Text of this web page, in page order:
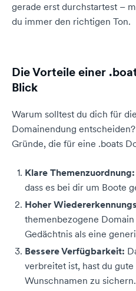
gerade erst durchstartest –
du immer den richtigen Ton.
Die Vorteile einer
Blick
Warum solltest du dich für
Domainendung
Gründe, die für eine .boats
Klare Themenzuordnung:
dass es bei dir um Boote
Hoher
themenbezogene
Gedächtnis als eine
Bessere Verfügbarkeit:
verbreitet ist, hast du
Wunschnamen zu sichern.